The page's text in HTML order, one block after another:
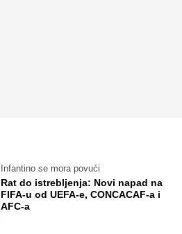
Infantino se mora povući
Rat do istrebljenja: Novi napad na
FIFA-u od UEFA-e, CONCACAF-a i
AFC-a